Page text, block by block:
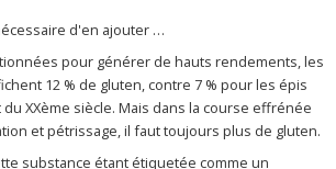
d'en ajouter …
pour générer de hauts rendements, les
12 % de gluten, contre 7 % pour les épis
XXème siècle. Mais dans la course effrénée
et pétrissage, il faut toujours plus de gluten.
substance étant étiquetée comme un